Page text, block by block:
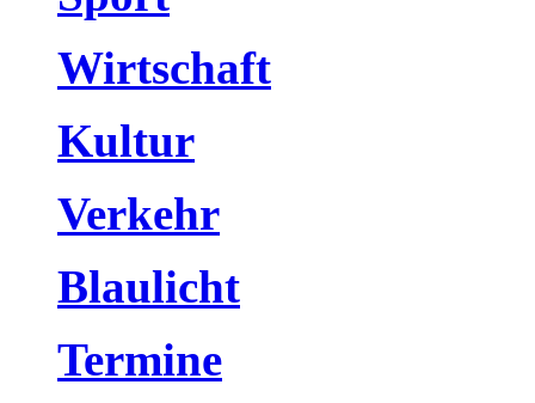
Wirtschaft
Kultur
Verkehr
Blaulicht
Termine